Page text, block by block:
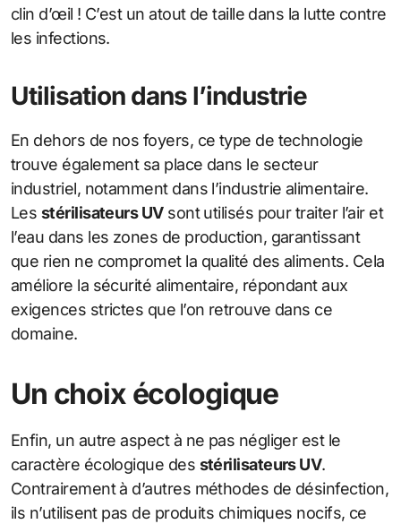
clin d’œil ! C’est un atout de taille dans la lutte contre
les infections.
Utilisation dans l’industrie
En dehors de nos foyers, ce type de technologie
trouve également sa place dans le secteur
industriel, notamment dans l’industrie alimentaire.
Les stérilisateurs UVsont utilisés pour traiter l’air et
l’eau dans les zones de production, garantissant
que rien ne compromet la qualité des aliments. Cela
améliore la sécurité alimentaire, répondant aux
exigences strictes que l’on retrouve dans ce
domaine.
Un choix écologique
Enfin, un autre aspect à ne pas négliger est le
caractère écologique des stérilisateurs UV.
Contrairement à d’autres méthodes de désinfection,
ils n’utilisent pas de produits chimiques nocifs, ce